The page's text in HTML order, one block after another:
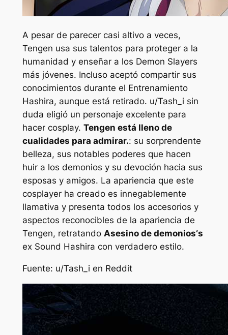
A pesar de parecer casi altivo a veces,
Tengen usa sus talentos para proteger a la
humanidad y enseñar a los Demon Slayers
más jóvenes. Incluso aceptó compartir sus
conocimientos durante el Entrenamiento
Hashira, aunque está retirado. u/Tash_i sin
duda eligió un personaje excelente para
hacer cosplay. Tengen está lleno de
cualidades para admirar.: su sorprendente
belleza, sus notables poderes que hacen
huir a los demonios y su devoción hacia sus
esposas y amigos. La apariencia que este
cosplayer ha creado es innegablemente
llamativa y presenta todos los accesorios y
aspectos reconocibles de la apariencia de
Tengen, retratando Asesino de demonios‘s
ex Sound Hashira con verdadero estilo.
Fuente: u/Tash_i en Reddit